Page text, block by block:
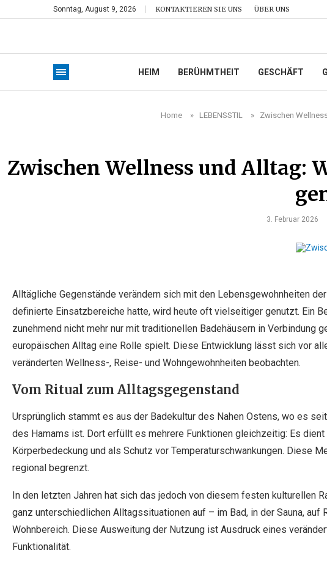
Sonntag, August 9, 2026 KONTAKTIEREN SIE UNS ÜBER UNS
HEIM BERÜHMTHEIT GESCHÄFT
Home » LEBENSSTIL » Zwischen
Zwischen Wellness und Alltag:
3. Februar 2026
Alltägliche Gegenstände verändern sich mit den Lebensgewohnheiten
definierte Einsatzbereiche hatte, wird heute oft vielseitiger genutzt. Ein
zunehmend nicht mehr nur mit traditionellen Badehäusern in Verbindung
europäischen Alltag eine Rolle spielt. Diese Entwicklung lässt sich vor
veränderten Wellness-, Reise- und Wohngewohnheiten beobachten.
Vom Ritual zum Alltagsgegenstand
Ursprünglich stammt es aus der Badekultur des Nahen Ostens, wo es
des Hamams ist. Dort erfüllt es mehrere Funktionen gleichzeitig: Es
Körperbedeckung und als Schutz vor Temperaturschwankungen. Diese
regional begrenzt.
In den letzten Jahren hat sich das jedoch von diesem festen kulturellen
ganz unterschiedlichen Alltagssituationen auf – im Bad, in der Sauna, auf
Wohnbereich. Diese Ausweitung der Nutzung ist Ausdruck eines
Funktionalität.